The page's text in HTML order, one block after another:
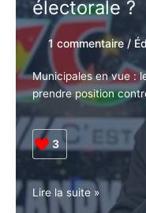
va
gagner
?
Blanc-
Blandin, le
campagne
1 commentaire
News
Municipales en vue :
prendre position
institutionnelle.